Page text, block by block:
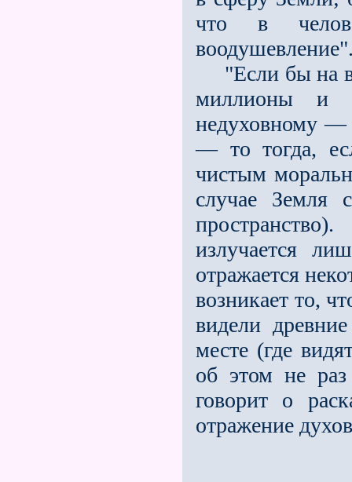
что в
"Если бы на
миллионы и
недуховному —
— то тогда,
чистым
случае Земля
излучается
отражается
возникает то,
видели
месте (где
об этом не
говорит о
отражение